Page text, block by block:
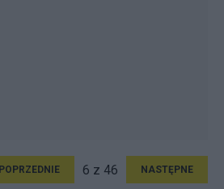
POPRZEDNIE 6 z 46 NASTĘPNE